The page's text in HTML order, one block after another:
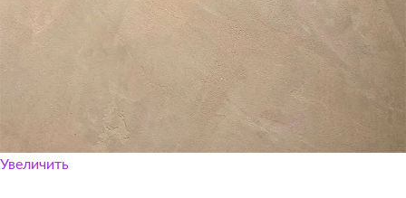
Увеличить